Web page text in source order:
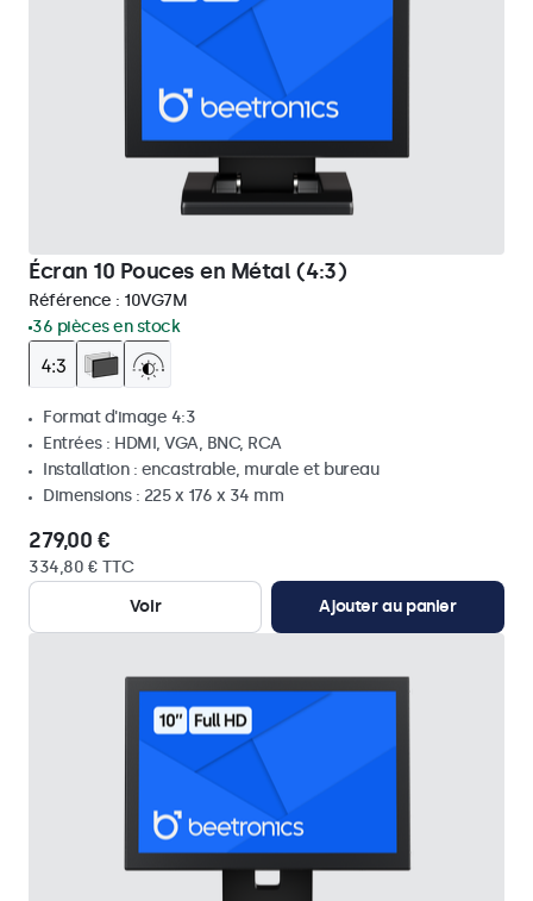
Écran 10 Pouces en Métal (4:3)
Référence : 10VG7M
36 pièces en stock
Format d'image 4:3
Entrées : HDMI, VGA, BNC, RCA
Installation : encastrable, murale et bureau
Dimensions : 225 x 176 x 34 mm
279,00 €
334,80 € TTC
Voir
Ajouter au panier